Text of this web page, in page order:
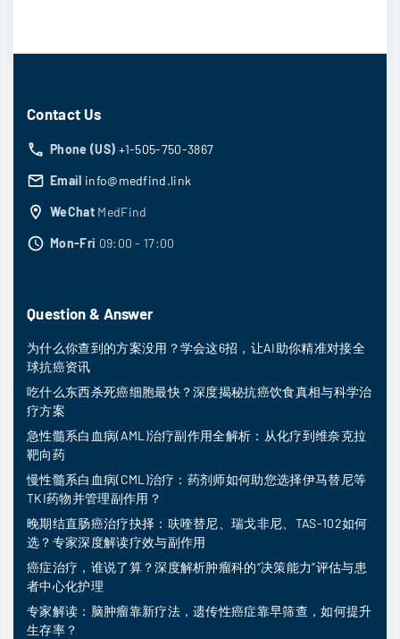
Contact Us
Phone (US) +1-505-750-3867
Email info@medfind.link
WeChat MedFind
Mon-Fri 09:00 - 17:00
Question & Answer
为什么你查到的方案没用？学会这6招，让AI助你精准对接全
球抗癌资讯
吃什么东西杀死癌细胞最快？深度揭秘抗癌饮食真相与科学治
疗方案
急性髓系白血病(AML)治疗副作用全解析：从化疗到维奈克拉
靶向药
慢性髓系白血病(CML)治疗：药剂师如何助您选择伊马替尼等
TKI药物并管理副作用？
晚期结直肠癌治疗抉择：呋喹替尼、瑞戈非尼、TAS-102如何
选？专家深度解读疗效与副作用
癌症治疗，谁说了算？深度解析肿瘤科的“决策能力”评估与患
者中心化护理
专家解读：脑肿瘤靠新疗法，遗传性癌症靠早筛查，如何提升
生存率？